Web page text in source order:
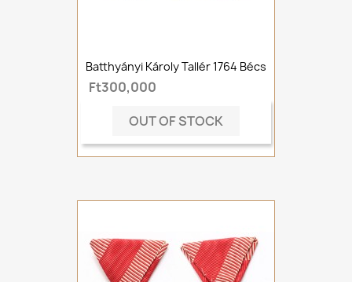
Batthyányi Károly Tallér 1764 Bécs
Ft300,000
OUT OF STOCK